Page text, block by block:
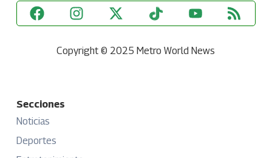
Copyright © 2025 Metro World News
Secciones
Noticias
Deportes